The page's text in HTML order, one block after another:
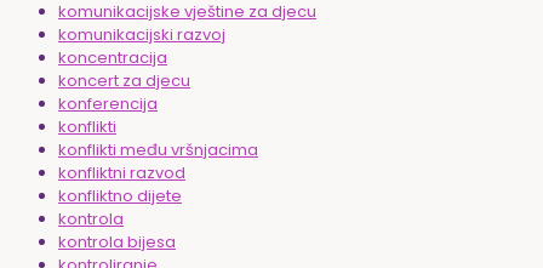
komunikacijske vještine za djecu
komunikacijski razvoj
koncentracija
koncert za djecu
konferencija
konflikti
konflikti među vršnjacima
konfliktni razvod
konfliktno dijete
kontrola
kontrola bijesa